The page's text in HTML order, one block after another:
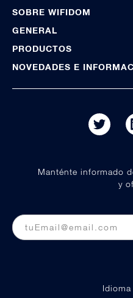
SOBRE WIFIDOM
GENERAL
PRODUCTOS
NOVEDADES E
Idioma
Manténte informado
y